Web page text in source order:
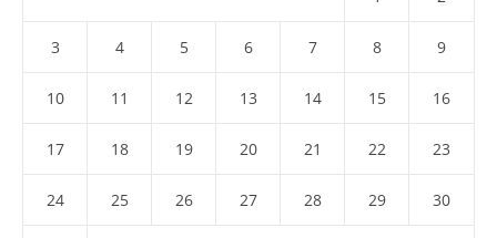
3 4 5 6 7 8 9
10 11 12 13 14 15 16
17 18 19 20 21 22 23
24 25 26 27 28 29 30